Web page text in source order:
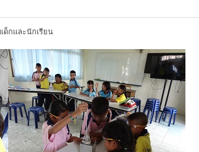
ด็กและนักเรียน